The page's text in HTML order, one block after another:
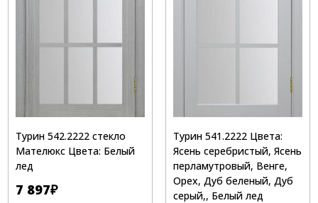
Турин 542.2222 стекло
Мателюкс Цвета: Белый
лед
7 897₽
Турин 541.2222 Цвета:
Ясень серебристый, Ясень
перламутровый, Венге,
Орех, Дуб беленый, Дуб
серый,, Белый лед